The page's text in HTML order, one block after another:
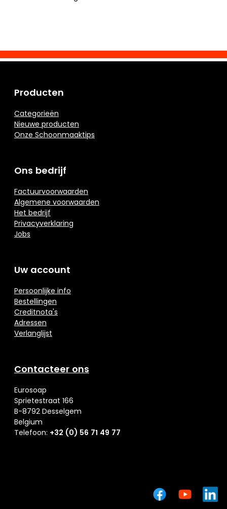
Producten
Categorieën
Nieuwe producten
Onze Schoonmaaktips
Ons bedrijf
Factuurvoorwaarden
Algemene voorwaarden
Het bedrijf
Privacyverklaring
Jobs
Uw account
Persoonlijke info
Bestellingen
Creditnota's
Adressen
Verlanglijst
Contacteer ons
Eurosoap
Sprietestraat 166
B-8792 Desselgem
Belgium
Telefoon: +32 (0) 56 71 49 77